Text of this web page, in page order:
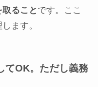
ること です。ここ
ます。
てOK。ただし義務